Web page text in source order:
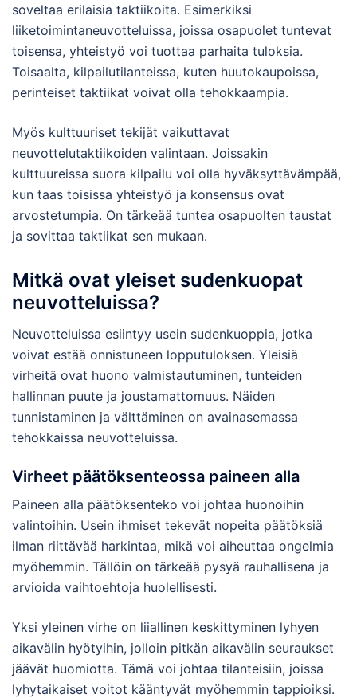
soveltaa erilaisia taktiikoita. Esimerkiksi
liiketoimintaneuvotteluissa, joissa osapuolet tuntevat
toisensa, yhteistyö voi tuottaa parhaita tuloksia.
Toisaalta, kilpailutilanteissa, kuten huutokaupoissa,
perinteiset taktiikat voivat olla tehokkaampia.
Myös kulttuuriset tekijät vaikuttavat
neuvottelutaktiikoiden valintaan. Joissakin
kulttuureissa suora kilpailu voi olla hyväksyttävämpää,
kun taas toisissa yhteistyö ja konsensus ovat
arvostetumpia. On tärkeää tuntea osapuolten taustat
ja sovittaa taktiikat sen mukaan.
Mitkä ovat yleiset sudenkuopat
neuvotteluissa?
Neuvotteluissa esiintyy usein sudenkuoppia, jotka
voivat estää onnistuneen lopputuloksen. Yleisiä
virheitä ovat huono valmistautuminen, tunteiden
hallinnan puute ja joustamattomuus. Näiden
tunnistaminen ja välttäminen on avainasemassa
tehokkaissa neuvotteluissa.
Virheet päätöksenteossa paineen alla
Paineen alla päätöksenteko voi johtaa huonoihin
valintoihin. Usein ihmiset tekevät nopeita päätöksiä
ilman riittävää harkintaa, mikä voi aiheuttaa ongelmia
myöhemmin. Tällöin on tärkeää pysyä rauhallisena ja
arvioida vaihtoehtoja huolellisesti.
Yksi yleinen virhe on liiallinen keskittyminen lyhyen
aikavälin hyötyihin, jolloin pitkän aikavälin seuraukset
jäävät huomiotta. Tämä voi johtaa tilanteisiin, joissa
lyhytaikaiset voitot kääntyvät myöhemmin tappioiksi.